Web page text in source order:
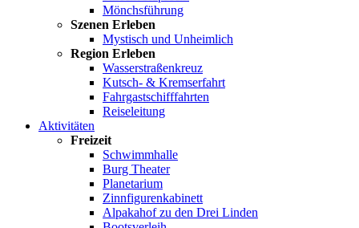
Mönchsführung
Szenen Erleben
Mystisch und Unheimlich
Region Erleben
Wasserstraßenkreuz
Kutsch- & Kremserfahrt
Fahrgastschifffahrten
Reiseleitung
Aktivitäten
Freizeit
Schwimmhalle
Burg Theater
Planetarium
Zinnfigurenkabinett
Alpakahof zu den Drei Linden